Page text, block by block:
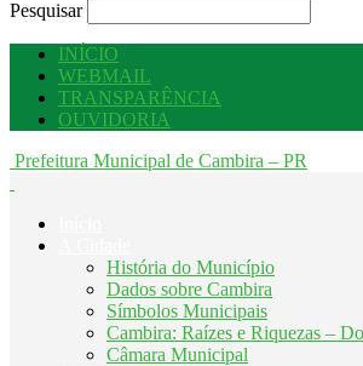
Pesquisar
INÍCIO
WEBMAIL
TRANSPARÊNCIA
OUVIDORIA
Prefeitura Municipal de Cambira – PR
História do Município
Dados sobre Cambira
Símbolos Municipais
Cambira: Raízes e Riquezas –
Câmara Municipal